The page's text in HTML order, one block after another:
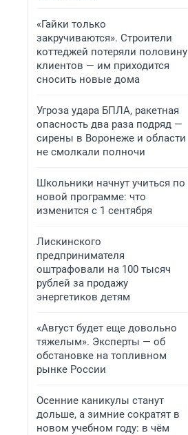
«Гайки только
закручиваются». Строители
коттеджей потеряли половину
клиентов — им приходится
сносить новые дома
Угроза удара БПЛА, ракетная
опасность два раза подряд —
сирены в Воронеже и области
не смолкали полночи
Школьники начнут учиться по
новой программе: что
изменится с 1 сентября
Лискинского
предпринимателя
оштрафовали на 100 тысяч
рублей за продажу
энергетиков детям
«Август будет еще довольно
тяжелым». Эксперты — об
обстановке на топливном
рынке России
Осенние каникулы станут
дольше, а зимние сократят в
новом учебном году: в чём